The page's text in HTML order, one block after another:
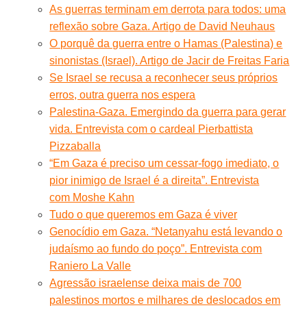
As guerras terminam em derrota para todos: uma
reflexão sobre Gaza. Artigo de David Neuhaus
O porquê da guerra entre o Hamas (Palestina) e
sinonistas (Israel). Artigo de Jacir de Freitas Faria
Se Israel se recusa a reconhecer seus próprios
erros, outra guerra nos espera
Palestina-Gaza. Emergindo da guerra para gerar
vida. Entrevista com o cardeal Pierbattista
Pizzaballa
“Em Gaza é preciso um cessar-fogo imediato, o
pior inimigo de Israel é a direita”. Entrevista
com Moshe Kahn
Tudo o que queremos em Gaza é viver
Genocídio em Gaza. “Netanyahu está levando o
judaísmo ao fundo do poço”. Entrevista com
Raniero La Valle
Agressão israelense deixa mais de 700
palestinos mortos e milhares de deslocados em